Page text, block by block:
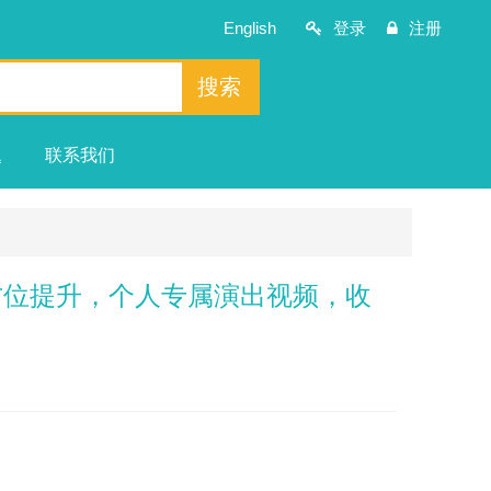
English 登录 注册
搜索
联系我们
提升，个人专属演出视频，收